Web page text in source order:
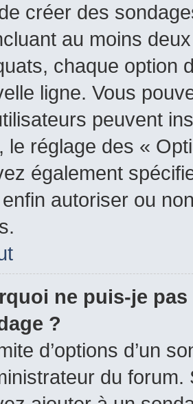
créer des
au moins
chaque option
ligne. Vous
peuvent
le réglage des «
également
autoriser ou
ne puis-je
?
d’options d’un
du